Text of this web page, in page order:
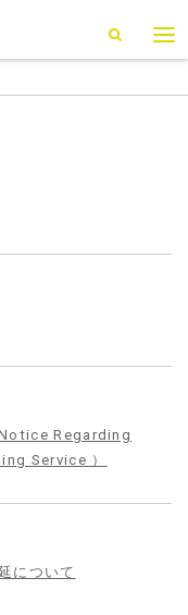
Notice Regarding
Service ）
について